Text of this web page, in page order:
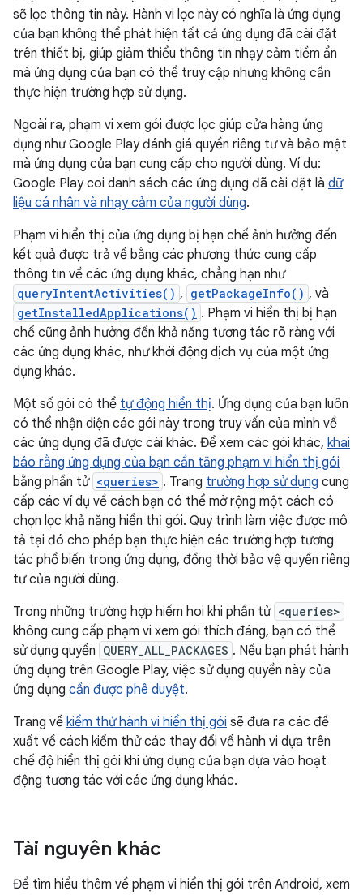
sẽ lọc thông tin này. Hành vi lọc này có nghĩa là ứng dụng
của bạn không thể phát hiện tất cả ứng dụng đã cài đặt
trên thiết bị, giúp giảm thiểu thông tin nhạy cảm tiềm ẩn
mà ứng dụng của bạn có thể truy cập nhưng không cần
thực hiện trường hợp sử dụng.
Ngoài ra, phạm vi xem gói được lọc giúp cửa hàng ứng
dụng như Google Play đánh giá quyền riêng tư và bảo mật
mà ứng dụng của bạn cung cấp cho người dùng. Ví dụ:
Google Play coi danh sách các ứng dụng đã cài đặt là dữ
liệu cá nhân và nhạy cảm của người dùng.
Phạm vi hiển thị của ứng dụng bị hạn chế ảnh hưởng đến
kết quả được trả về bằng các phương thức cung cấp
thông tin về các ứng dụng khác, chẳng hạn như
queryIntentActivities() , getPackageInfo() , và
getInstalledApplications() . Phạm vi hiển thị bị hạn
chế cũng ảnh hưởng đến khả năng tương tác rõ ràng với
các ứng dụng khác, như khởi động dịch vụ của một ứng
dụng khác.
Một số gói có thể tự động hiển thị. Ứng dụng của bạn luôn
có thể nhận diện các gói này trong truy vấn của mình về
các ứng dụng đã được cài khác. Để xem các gói khác, khai
báo rằng ứng dụng của bạn cần tăng phạm vi hiển thị gói
bằng phần tử <queries> . Trang trường hợp sử dụng cung
cấp các ví dụ về cách bạn có thể mở rộng một cách có
chọn lọc khả năng hiển thị gói. Quy trình làm việc được mô
tả tại đó cho phép bạn thực hiện các trường hợp tương
tác phổ biến trong ứng dụng, đồng thời bảo vệ quyền riêng
tư của người dùng.
Trong những trường hợp hiếm hoi khi phần tử <queries>
không cung cấp phạm vi xem gói thích đáng, bạn có thể
sử dụng quyền QUERY_ALL_PACKAGES . Nếu bạn phát hành
ứng dụng trên Google Play, việc sử dụng quyền này của
ứng dụng cần được phê duyệt.
Trang về kiểm thử hành vi hiển thị gói sẽ đưa ra các đề
xuất về cách kiểm thử các thay đổi về hành vi dựa trên
chế độ hiển thị gói khi ứng dụng của bạn dựa vào hoạt
động tương tác với các ứng dụng khác.
Tài nguyên khác
Để tìm hiểu thêm về phạm vi hiển thị gói trên Android, xem